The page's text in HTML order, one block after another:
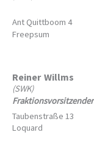
Ant Quittboom 4
Freepsum
Reiner Willms
(SWK)
Fraktionsvorsitzender
Taubenstraße 13
Loquard